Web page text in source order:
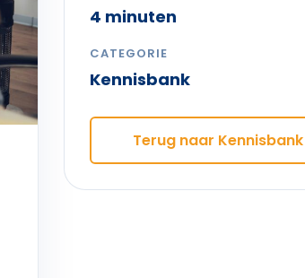
4 minuten
CATEGORIE
Kennisbank
Terug naar Kennisbank